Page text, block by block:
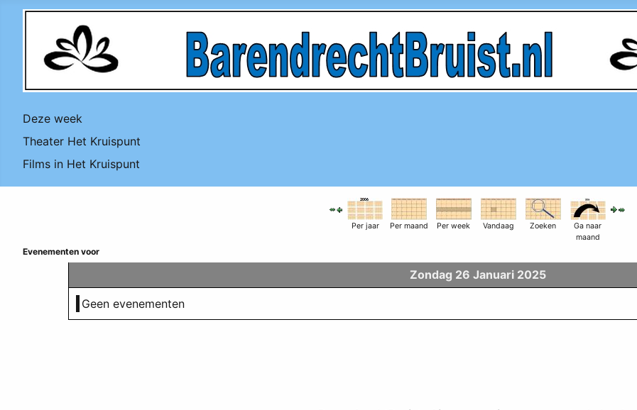
Deze week
Theater Het Kruispunt
Films in Het Kruispunt
Per jaar Per maand Per week Vandaag Zoeken
Ga naar
maand
Evenementen voor
Zondag 26 Januari 2025
Geen evenementen